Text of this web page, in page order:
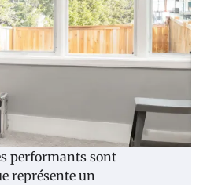
performants sont
représente un